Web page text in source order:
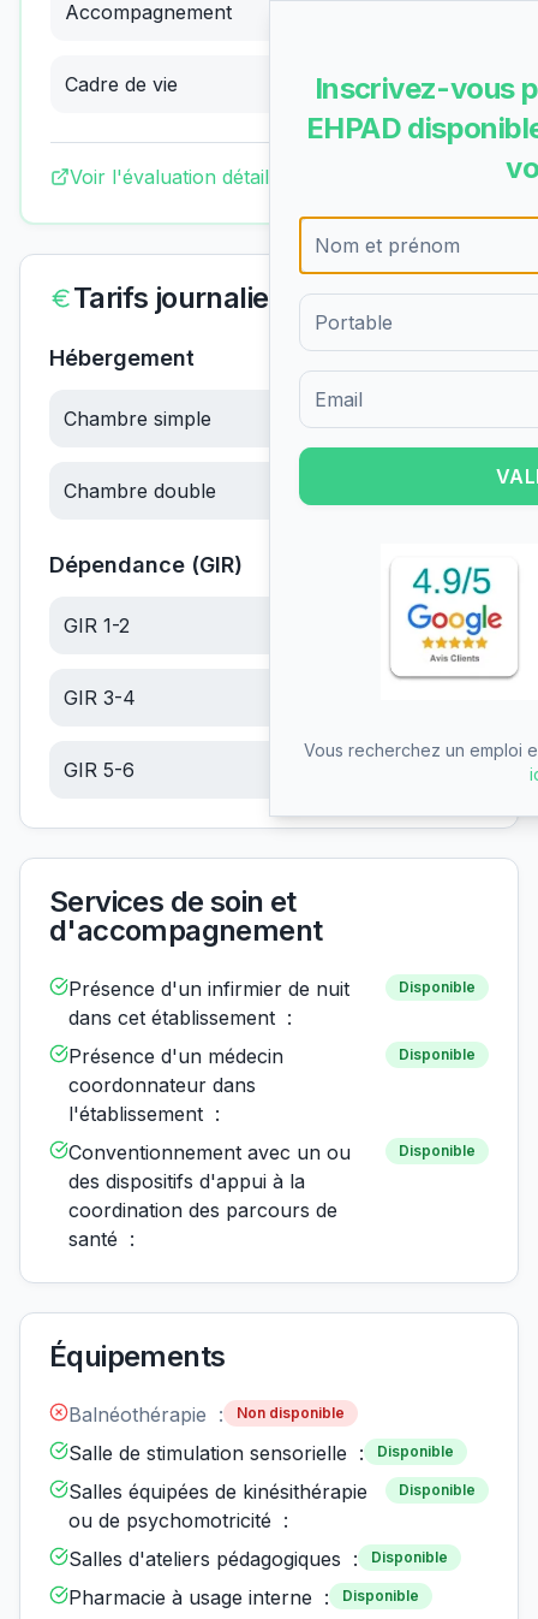
Accompagnement
Cadre de vie 3.37/4(Bon)
Voir l'évaluation détaillée complète
Tarifs journaliers
Hébergement
Chambre simple
Chambre double
Dépendance (GIR)
GIR 1-2 24.93€/jour
GIR 3-4
GIR 5-6
Services de soin et
d'accompagnement
Présence d'un infirmier de nuit
dans cet établissement :
Disponible
Présence d'un médecin
coordonnateur dans
l'établissement :
Disponible
Conventionnement avec un ou
des dispositifs d'appui à la
coordination des parcours de
santé :
Disponible
Équipements
Balnéothérapie : Non disponible
Salle de stimulation sensorielle : Disponible
Salles équipées de kinésithérapie
ou de psychomotricité :
Disponible
Salles d'ateliers pédagogiques : Disponible
Pharmacie à usage interne : Disponible
Inscrivez-vous
EHPAD
Formulaire d'inscription pour
Vous recherchez un emploi